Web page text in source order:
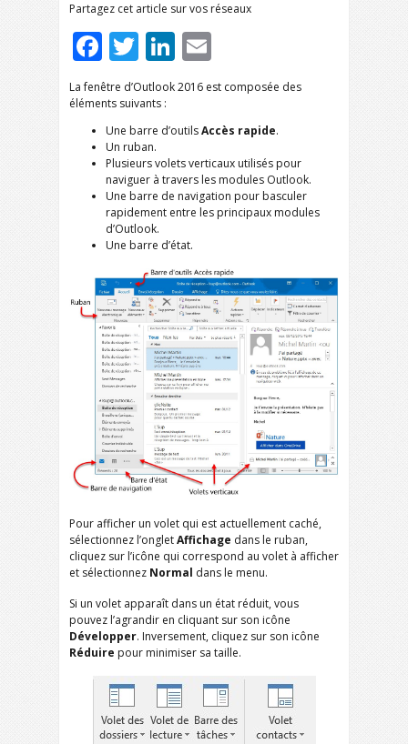
Partagez cet article sur vos réseaux
Facebook
TwitterLinkedIn
La fenêtre d’Outlook 2016 est composée des
éléments suivants :
Une barre d’outilsAccès rapide.
Un ruban.
Plusieurs volets verticaux utilisés pour
naviguer à travers les modules Outlook.
Une barre de navigation pour basculer
rapidement entre les principaux modules
d’Outlook.
Une barre d’état.
Pour afficher un volet qui est actuellement caché,
sélectionnez l’ongletAffichage dans le ruban,
cliquez sur l’icône qui correspond au volet à afficher
et sélectionnez Normal dans le menu.
Si un volet apparaît dans un état réduit, vous
pouvez l’agrandir en cliquant sur son icône
Développer. Inversement, cliquez sur son icône
Réduire pour minimiser sa taille.